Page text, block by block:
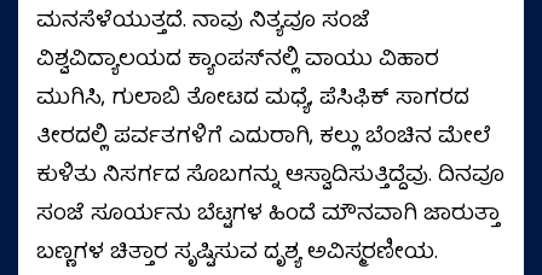
ಮನಸೆಳೆಯುತ್ತದೆ. ನಾವು ನಿತ್ಯವೂ ಸಂಜೆ
ವಿಶ್ವವಿದ್ಯಾಲಯದ ಕ್ಯಾಂಪಸ್‌ನಲ್ಲಿ ವಾಯು ವಿಹಾರ
ಮುಗಿಸಿ, ಗುಲಾಬಿ ತೋಟದ ಮಧ್ಯೆ, ಪೆಸಿಫಿಕ್ ಸಾಗರದ
ತೀರದಲ್ಲಿ ಪರ್ವತಗಳಿಗೆ ಎದುರಾಗಿ, ಕಲ್ಲು ಬೆಂಚಿನ ಮೇಲೆ
ಕುಳಿತು ನಿಸರ್ಗದ ಸೊಬಗನ್ನು ಆಸ್ವಾದಿಸುತ್ತಿದ್ದೆವು. ದಿನವೂ
ಸಂಜೆ ಸೂರ್ಯನು ಬೆಟ್ಟಗಳ ಹಿಂದೆ ಮೌನವಾಗಿ ಜಾರುತ್ತಾ
ಬಣ್ಣಗಳ ಚಿತ್ತಾರ ಸೃಷ್ಟಿಸುವ ದೃಶ್ಯ ಅವಿಸ್ಮರಣೀಯ.